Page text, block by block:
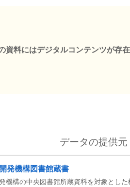
資料にはデジタルコンテンツが存在
データの提供元
発機構図書館蔵書
機構の中央図書館所蔵資料を対象とし